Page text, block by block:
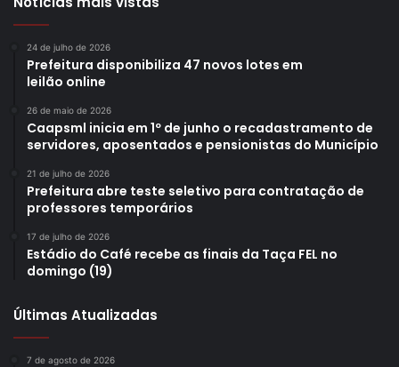
24 de julho de 2026
Prefeitura disponibiliza 47 novos lotes em
leilão online
26 de maio de 2026
Caapsml inicia em 1º de junho o recadastramento de
servidores, aposentados e pensionistas do Município
21 de julho de 2026
Prefeitura abre teste seletivo para contratação de
professores temporários
17 de julho de 2026
Estádio do Café recebe as finais da Taça FEL no
domingo (19)
Últimas Atualizadas
7 de agosto de 2026